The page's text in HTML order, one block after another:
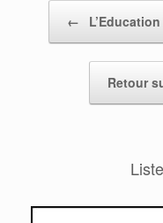
←
Retour